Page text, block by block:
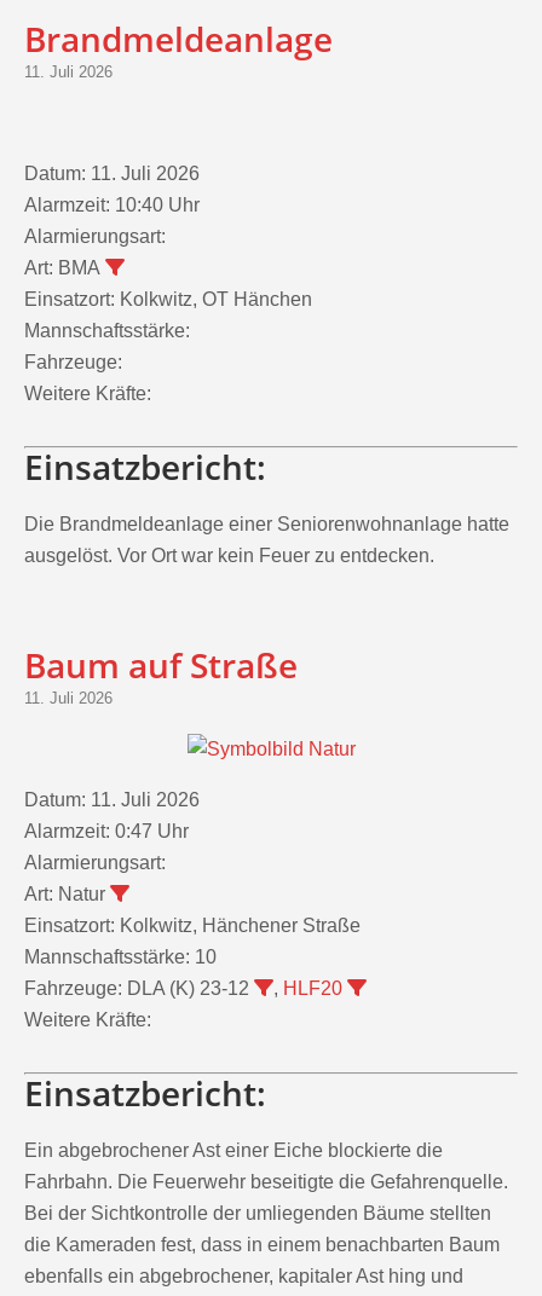
Brandmeldeanlage
11. Juli 2026
Alarmzeit:10:40 Uhr
Alarmierungsart:
Art:BMA
Einsatzort:Kolkwitz, OT Hänchen
Mannschaftsstärke:
Fahrzeuge:
Weitere Kräfte:
Einsatzbericht:
ausgelöst. Vor Ort war kein Feuer zu entdecken.
Baum auf Straße
11. Juli 2026
Alarmzeit:0:47 Uhr
Alarmierungsart:
Art:Natur
Einsatzort:
Kolkwitz, Hänchener Straße
Mannschaftsstärke:10
Fahrzeuge:DLA (K) 23-12
Weitere Kräfte:
Einsatzbericht:
Fahrbahn. Die Feuerwehr beseitigte die Gefahrenquelle.
Bei der Sichtkontrolle der umliegenden Bäume stellten
die Kameraden fest, dass in einem benachbarten Baum
ebenfalls ein abgebrochener, kapitaler Ast hing und
herunterzufallen drohte. Daher wurde die Drehleiter